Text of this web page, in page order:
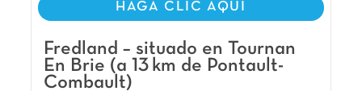
HAGA CLIC AQUI
Fredland – situado en Tournan
En Brie (a 13 km de Pontault-
Combault)